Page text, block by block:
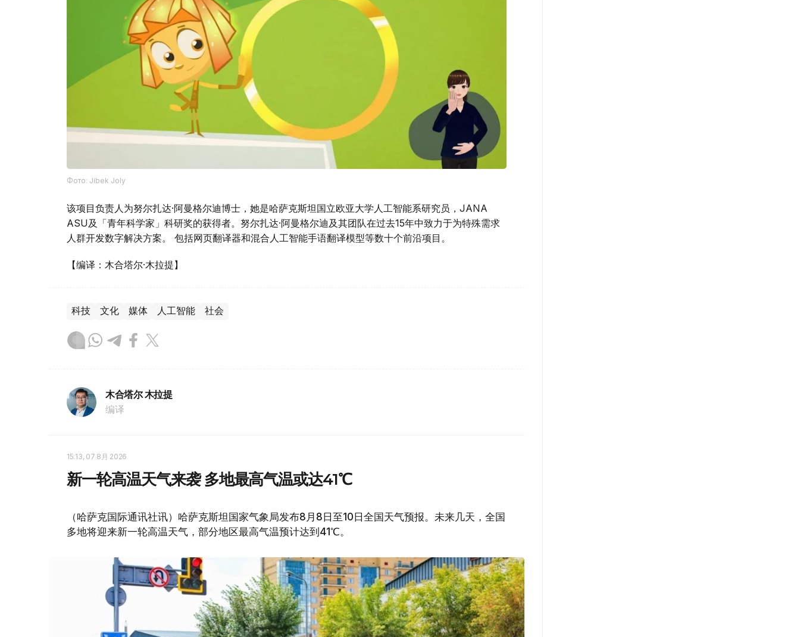
Фото: Jibek Joly
该项目负责人为努尔扎达·阿曼格尔迪博士，她是哈萨克斯坦国立欧亚大学人工智能系研究员，JANA
ASU及「青年科学家」科研奖的获得者。努尔扎达·阿曼格尔迪及其团队在过去15年中致力于为特殊需求
人群开发数字解决方案。 包括网页翻译器和混合人工智能手语翻译模型等数十个前沿项目。
【编译：木合塔尔·木拉提】
科技 文化 媒体 人工智能 社会
木合塔尔 木拉提
编译
15:13, 07 8月 2026
新一轮高温天气来袭 多地最高气温或达41℃
（哈萨克国际通讯社讯）哈萨克斯坦国家气象局发布8月8日至10日全国天气预报。未来几天，全国
多地将迎来新一轮高温天气，部分地区最高气温预计达到41℃。